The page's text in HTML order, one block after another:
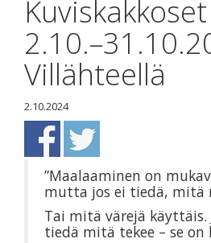
Villähteellä
2.10.2024
”Maalaaminen on
mutta jos ei tiedä, mitä
Tai mitä värejä käyttäis.
tiedä mitä tekee – se